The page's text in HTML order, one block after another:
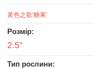
黃色之歌'糖果'
Розмір:
2.5"
Тип рослини: